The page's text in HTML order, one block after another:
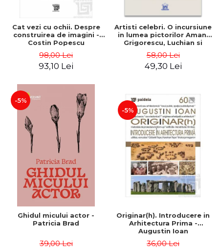
Cat vezi cu ochii. Despre
construirea de imagini -
Costin Popescu
98,00 Lei
93,10 Lei
Artisti celebri. O incursiune
in lumea pictorilor Aman,
Grigorescu, Luchian si
58,00 Lei
49,30 Lei
-5%
Ghidul micului actor -
Patricia Brad
39,00 Lei
-5%
Originar(h). Introducere in
Arhitectura Prima -
Augustin Ioan
36,00 Lei